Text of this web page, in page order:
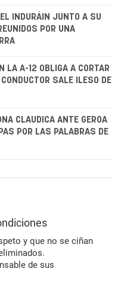
INDURÁIN JUNTO A SU
POR UNA
LA A-12 OBLIGA A CORTAR
SALE ILESO DE
CLAUDICA ANTE GEROA
POR LAS PALABRAS DE
y que no se ciñan
de sus